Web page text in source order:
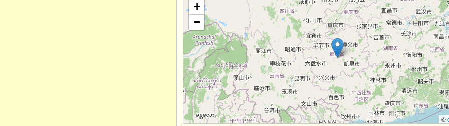
+
−
©